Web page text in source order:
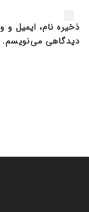
ذخیره نام، ایمیل و
دیدگاهی می‌نویسم.